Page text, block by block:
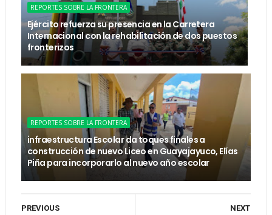
REPORTES SOBRE LA FRONTERA
Ejército refuerza su presencia en la Carretera
Internacional con la rehabilitación de dos puestos
fronterizos
REPORTES SOBRE LA FRONTERA
infraestructura Escolar da toques finales a
construcción de nuevo Liceo en Guayajayuco, Elías
Piña para incorporarlo al nuevo año escolar
NEXT
PREVIOUS